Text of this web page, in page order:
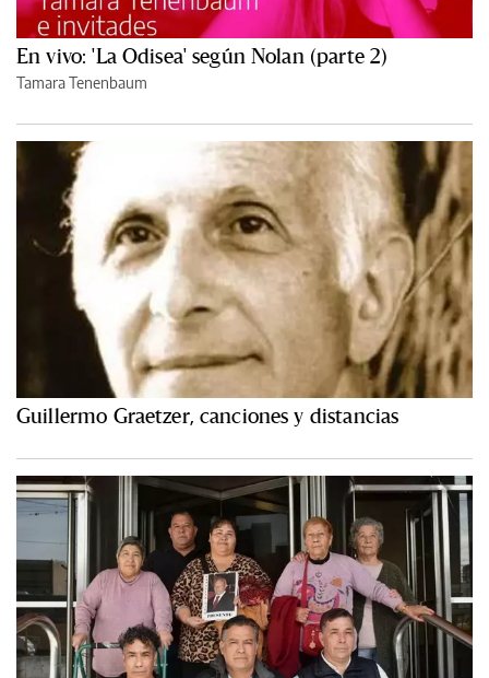
En vivo: 'La Odisea' según Nolan (parte 2)
Tamara Tenenbaum
Guillermo Graetzer, canciones y distancias